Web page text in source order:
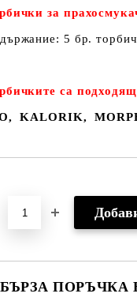
за
5 бр.
са
KALORIK,
БЪРЗА ПОРЪЧКА